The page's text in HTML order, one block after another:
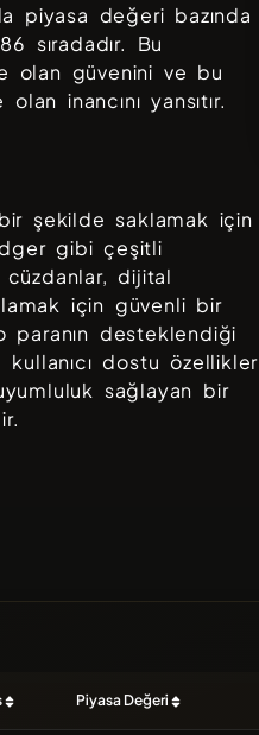
piyasa değeri bazında
sıradadır. Bu
olan güvenini ve bu
inancını yansıtır.
bir şekilde saklamak için
gibi çeşitli
dijital
için güvenli bir
desteklendiği
dostu özellikler
sağlayan bir
Piyasa Değeri